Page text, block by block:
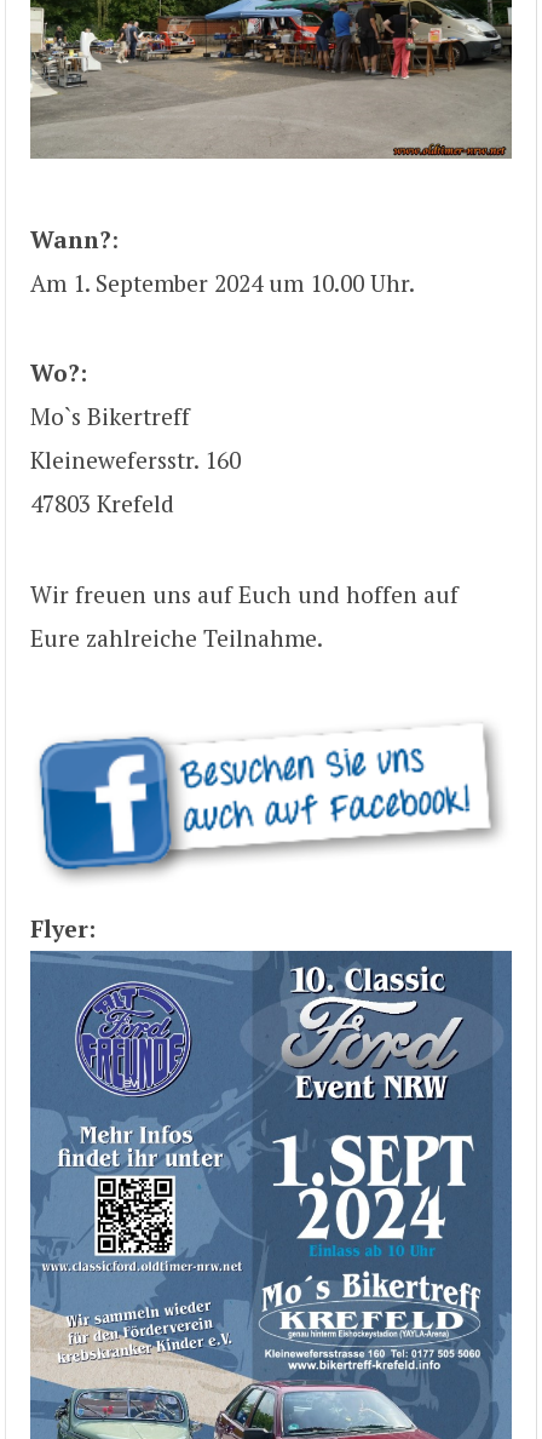
Wann?:
Am 1. September 2024 um 10.00 Uhr.
Wo?:
Mo`s Bikertreff
Kleinewefersstr. 160
47803 Krefeld
Wir freuen uns auf Euch und hoffen auf
Eure zahlreiche Teilnahme.
Flyer: